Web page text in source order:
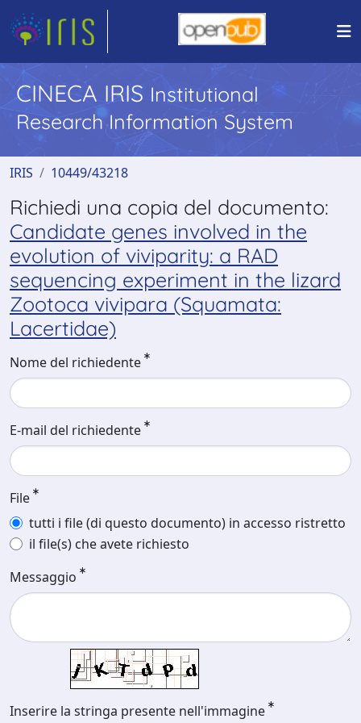
CINECA IRIS Institutional
Research Information System
IRIS 10449/43218
Richiedi una copia del documento:
Candidate genes involved in the
evolution of viviparity: a RAD
sequencing experiment in the lizard
Zootoca vivipara (Squamata:
Lacertidae)
Nome del richiedente
E-mail del richiedente
File
tutti i file (di questo documento) in accesso ristretto
il file(s) che avete richiesto
Messaggio
Inserire la stringa presente nell'immagine